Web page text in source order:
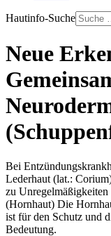
Hautinfo-Suche
Neue
Bei
Lederhaut (lat.:
zu
(Hornhaut) Die
ist für den Schutz und
Bedeutung.